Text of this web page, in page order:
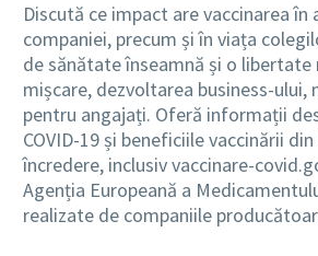
Discută ce impact are vaccinarea
companiei, precum și în viața
de sănătate înseamnă și o libertate
mișcare, dezvoltarea business-ului,
pentru angajați. Oferă informații
COVID-19 și beneficiile vaccinării
încredere, inclusivvaccinare-
Agenția Europeană a
realizate de companiile